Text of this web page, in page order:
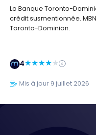
La Banque Toronto-
crédit susmentionnée.
Toronto-Dominion.
4
Mis à jour 9 juillet 2026